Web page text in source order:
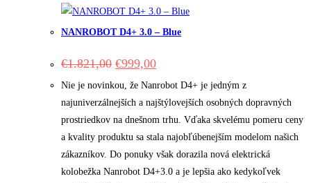
NANROBOT D4+ 3.0 – Blue
€1.821,00 Original
was:
€1.821,00.
€999,00Current
is:
€999,00.
Nie je novinkou, že Nanrobot D4+ je jedným z
najuniverzálnejších a najštýlovejších osobných dopravných
prostriedkov na dnešnom trhu. Vďaka skvelému pomeru ceny
a kvality produktu sa stala najobľúbenejším modelom našich
zákazníkov. Do ponuky však dorazila nová elektrická
kolobežka Nanrobot D4+3.0 a je lepšia ako kedykoľvek